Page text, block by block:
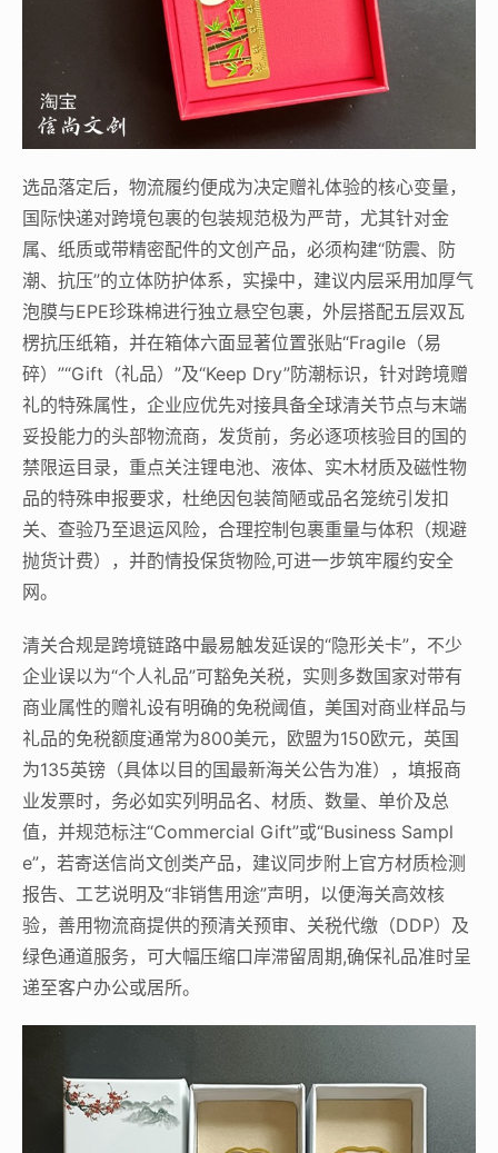
选品落定后，物流履约便成为决定赠礼体验的核心变量，
国际快递对跨境包裹的包装规范极为严苛，尤其针对金
属、纸质或带精密配件的文创产品，必须构建“防震、防
潮、抗压”的立体防护体系，实操中，建议内层采用加厚气
泡膜与EPE珍珠棉进行独立悬空包裹，外层搭配五层双瓦
楞抗压纸箱，并在箱体六面显著位置张贴“Fragile（易
碎）”“Gift（礼品）”及“Keep Dry”防潮标识，针对跨境赠
礼的特殊属性，企业应优先对接具备全球清关节点与末端
妥投能力的头部物流商，发货前，务必逐项核验目的国的
禁限运目录，重点关注锂电池、液体、实木材质及磁性物
品的特殊申报要求，杜绝因包装简陋或品名笼统引发扣
关、查验乃至退运风险，合理控制包裹重量与体积（规避
抛货计费），并酌情投保货物险,可进一步筑牢履约安全
网。
清关合规是跨境链路中最易触发延误的“隐形关卡”，不少
企业误以为“个人礼品”可豁免关税，实则多数国家对带有
商业属性的赠礼设有明确的免税阈值，美国对商业样品与
礼品的免税额度通常为800美元，欧盟为150欧元，英国
为135英镑（具体以目的国最新海关公告为准），填报商
业发票时，务必如实列明品名、材质、数量、单价及总
值，并规范标注“Commercial Gift”或“Business Sampl
e”，若寄送信尚文创类产品，建议同步附上官方材质检测
报告、工艺说明及“非销售用途”声明，以便海关高效核
验，善用物流商提供的预清关预审、关税代缴（DDP）及
绿色通道服务，可大幅压缩口岸滞留周期,确保礼品准时呈
递至客户办公或居所。